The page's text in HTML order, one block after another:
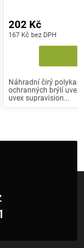
167 Kč bez DPH
202 Kč
Náhradní čirý
ochranných brýlí uvex
uvex supravision...